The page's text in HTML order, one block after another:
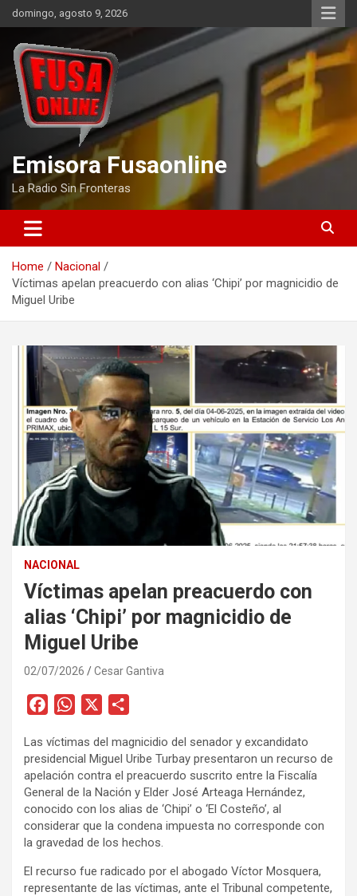
Skip
to
content
domingo, agosto 9, 2026
Emisora Fusaonline
La Radio Sin Fronteras
Home
Nacional
Víctimas apelan preacuerdo con alias ‘Chipi’ por magnicidio de
Miguel Uribe
NACIONAL
Víctimas apelan preacuerdo con
alias ‘Chipi’ por magnicidio de
Miguel Uribe
02/07/2026 Cesar Gantiva
c
e
b
o
o
k
W
a
t
s
A
p
p
m
p
a
r
t
i
r
Las víctimas del magnicidio del senador y excandidato
presidencial Miguel Uribe Turbay presentaron un recurso de
apelación contra el preacuerdo suscrito entre la Fiscalía
General de la Nación y Elder José Arteaga Hernández,
conocido con los alias de ‘Chipi’ o ‘El Costeño’, al
considerar que la condena impuesta no corresponde con
la gravedad de los hechos.
El recurso fue radicado por el abogado Víctor Mosquera,
representante de las víctimas, ante el Tribunal competente,